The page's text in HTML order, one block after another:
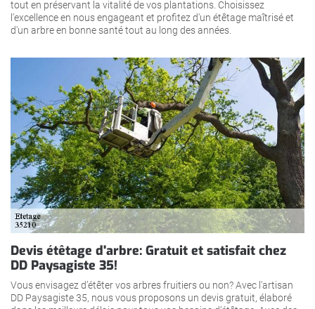
tout en préservant la vitalité de vos plantations. Choisissez
l'excellence en nous engageant et profitez d'un étêtage maîtrisé et
d'un arbre en bonne santé tout au long des années.
Devis étêtage d'arbre: Gratuit et satisfait chez
DD Paysagiste 35!
Vous envisagez d’étêter vos arbres fruitiers ou non? Avec l'artisan
DD Paysagiste 35, nous vous proposons un devis gratuit, élaboré